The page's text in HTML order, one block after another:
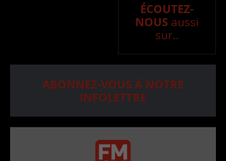
ÉCOUTEZ-
NOUS aussi
sur..
ABONNEZ-VOUS À NOTRE
INFOLETTRE